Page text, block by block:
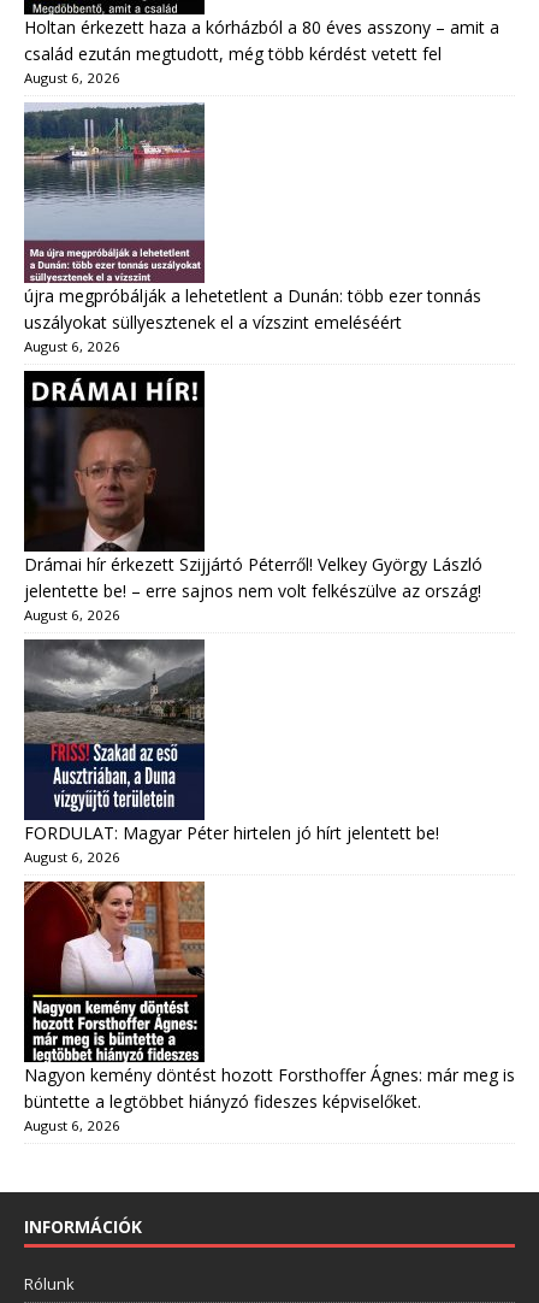
Holtan érkezett haza a kórházból a 80 éves asszony – amit a
család ezután megtudott, még több kérdést vetett fel
August 6, 2026
újra megpróbálják a lehetetlent a Dunán: több ezer tonnás
uszályokat süllyesztenek el a vízszint emeléséért
August 6, 2026
Drámai hír érkezett Szijjártó Péterről! Velkey György László
jelentette be! – erre sajnos nem volt felkészülve az ország!
August 6, 2026
FORDULAT: Magyar Péter hirtelen jó hírt jelentett be!
August 6, 2026
Nagyon kemény döntést hozott Forsthoffer Ágnes: már meg is
büntette a legtöbbet hiányzó fideszes képviselőket.
August 6, 2026
INFORMÁCIÓK
Rólunk